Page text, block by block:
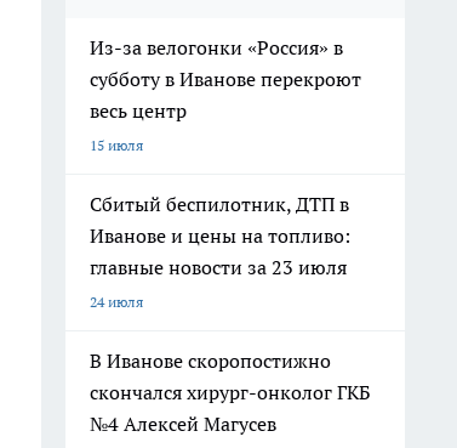
Из-за велогонки «Россия» в
субботу в Иванове перекроют
весь центр
15 июля
Сбитый беспилотник, ДТП в
Иванове и цены на топливо:
главные новости за 23 июля
24 июля
В Иванове скоропостижно
скончался хирург-онколог ГКБ
№4 Алексей Магусев